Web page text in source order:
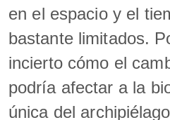
en el espacio y el
bastante limitados.
incierto cómo el
podría afectar a la
única del